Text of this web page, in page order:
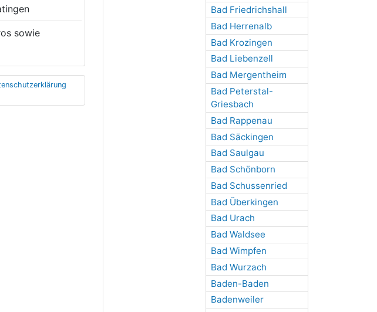
Bad Friedrichshall
Bad Herrenalb
Bad Krozingen
Bad Liebenzell
Bad Mergentheim
Bad Peterstal-
Griesbach
Bad Rappenau
Bad Säckingen
Bad Saulgau
Bad Schönborn
Bad Schussenried
Bad Überkingen
Bad Urach
Bad Waldsee
Bad Wimpfen
Bad Wurzach
Baden-Baden
Badenweiler
sowie